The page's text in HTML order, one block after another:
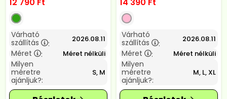
Várható
szállítás
: 2026.08.11
Méret : Méret nélküli
Milyen
méretre
ajánljuk?:
S, M
Várható
szállítás
: 2026.08.11
Méret : Méret nélküli
Milyen
méretre
ajánljuk?:
M, L, XL